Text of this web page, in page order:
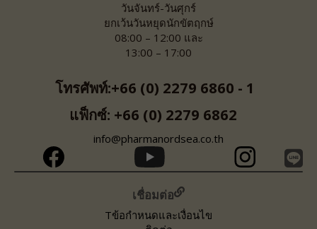
วันจันทร์-วันศุกร์
ยกเว้นวันหยุดนักขัตฤกษ์
08:00 – 12:00 และ
13:00 – 17:00
โทรศัพท์:+66 (0) 2279 6860 - 1
แฟ็กซ์: +66 (0) 2279 6862
info@pharmanordsea.co.th
เชื่อมต่อ
Tข้อกำหนดและเงื่อนไข